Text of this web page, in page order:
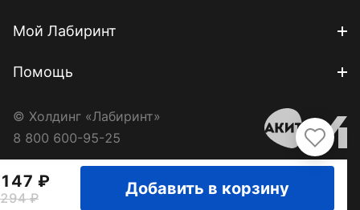
147
294 Добавить в корзину
Мой Лабиринт
Помощь
© Холдинг «Лабиринт»
8 800 600-95-25